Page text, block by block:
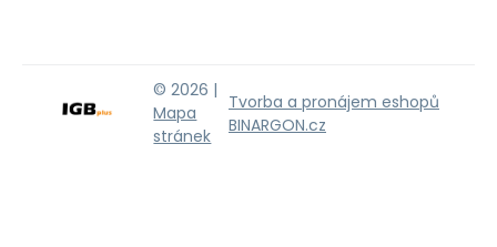
© 2026 |
Mapa
stránek
Tvorba a pronájem eshopů
BINARGON.cz